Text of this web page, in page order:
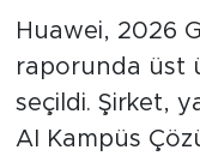
Huawei, 2026
raporunda üst
seçildi. Şirket,
AI Kampüs